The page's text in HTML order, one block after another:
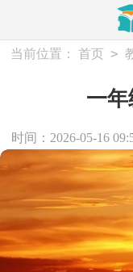
当前位置： 首页 >
一
时间：2026-05-16